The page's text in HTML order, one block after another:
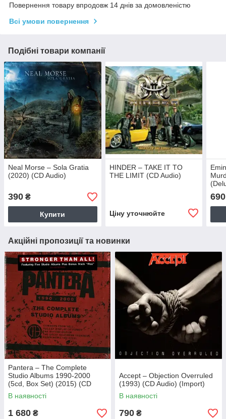
Повернення товару впродовж 14 днів за домовленістю
Всі умови повернення
Подібні товари компанії
Neal Morse – Sola Gratia
(2020) (CD Audio)
390 ₴
Купити
HINDER – TAKE IT TO
THE LIMIT (CD Audio)
Ціну уточнюйте
690
Акційні пропозиції та новинки
Pantera – The Complete
Studio Albums 1990-2000
(5cd, Box Set) (2015) (CD
Audio) (Import)
В наявності
1 680 ₴
Accept – Objection Overruled
(1993) (CD Audio) (Import)
В наявності
790 ₴